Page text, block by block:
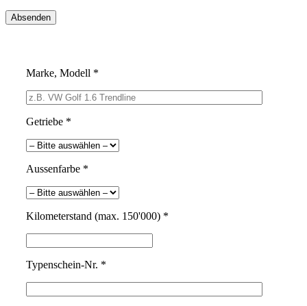
Marke, Modell *
Getriebe *
Aussenfarbe *
Kilometerstand (max. 150'000) *
Typenschein-Nr. *